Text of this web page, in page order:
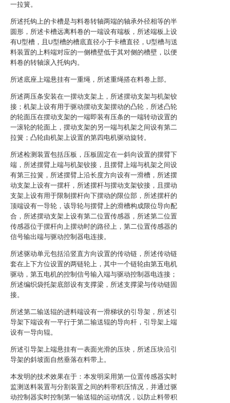
一拉簧。
所述托钩上的卡槽是与料卷转轴两端的轴承外径相等的半
圆形，所述卡槽远离料卷的一端设有端板，所述端板上设
有U型槽，且U型槽的槽底直径小于卡槽直径，U型槽与送
料装置的上料端对应的一侧槽壁低于其对侧的槽壁，以便
料卷的转轴滚入托钩内。
所述底座上端悬挂有一重绳，所述重绳搭在料卷上部。
所述两压条安装在一摆动支架上，所述摆动支架与机架铰
接；机架上设有用于驱动摆动支架摆动的凸轮，所述凸轮
的轮面压在摆动支架的一端即装有压条的一端转动设置的
一滚轮的轮面上，摆动支架的另一端与机架之间设有第二
拉簧；凸轮由机架上设置的第四电机驱动旋转。
所述检测装置包括压板，压板固定在一斜向设置的摆臂下
端，所述摆臂上端与机架铰接，且摆臂上端与机架之间设
有第三拉簧，所述摆臂上沿长度方向设有一滑槽，所述摆
动支架上设有一摆杆，所述摆杆与摆动支架铰接，且摆动
支架上设有用于限制摆杆向下摆动的限位部，所述摆杆的
顶端设有一导轮，该导轮与摆臂上的滑槽构成限位导向配
合，所述摆动支架上设有第二位置传感器，所述第二位置
传感器位于摆杆向上摆动时的路径上，第二位置传感器的
信号输出端与驱动控制器电连接。
所述驱动单元包括沿竖直方向设置的传动链，所述传动链
套在上下方位设置的两链轮上，其中一个链轮由第五电机
驱动，第五电机的控制信号输入端与驱动控制器电连接；
所述编织袋托架底部设有支撑梁，所述支撑梁与传动链固
接。
所述第二输送辊的进料端设有一滑梯状的引导架，所述引
导架下端设有一平行于第二输送辊的导向杆，引导架上端
设有一导向辊。
所述引导架上端悬挂有一表面光滑的压块，所述压块沿引
导架的斜坡面自然垂落在料带上。
本发明的技术效果在于：本发明采用第一位置传感器实时
监测送料装置与分割装置之间的料带积压情况，并通过驱
动控制器实时控制第一输送辊的运动情况，以防止料带积